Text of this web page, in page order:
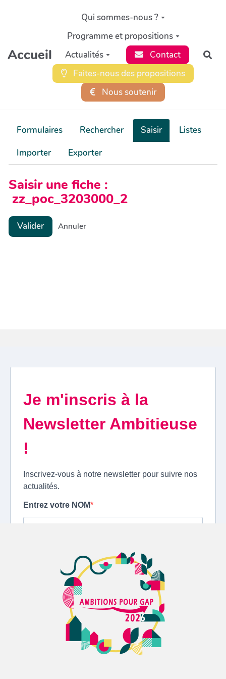
Aller au contenu principal
Accueil
Qui sommes-nous ?
Programme et propositions
Actualités
Contact
Faites-nous des propositions
Nous soutenir
Formulaires Rechercher Saisir
Listes
Importer
Exporter
Saisir une fiche :
zz_poc_3203000_2
Valider Annuler